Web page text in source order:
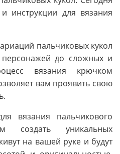
инструкции для вязания
пальчиковых кукол
до сложных и
вязания крючком
вам проявить свою
вязания пальчикового
создать уникальных
на вашей руке и будут